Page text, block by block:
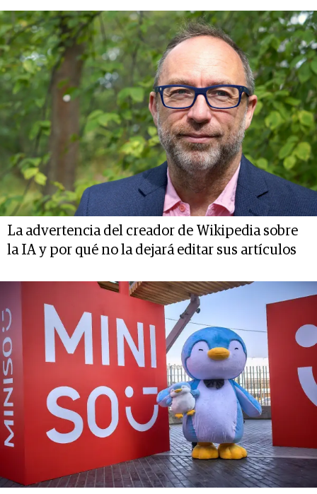
La advertencia del creador de Wikipedia sobre
la IA y por qué no la dejará editar sus artículos